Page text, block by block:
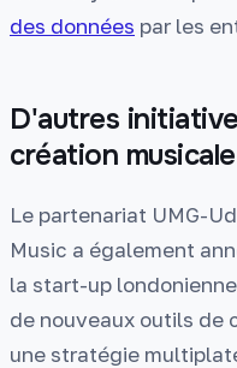
des données par les
D'autres
création musicale
Le partenariat UMG-
Music a également
la start-up
de nouveaux outils de
une stratégie